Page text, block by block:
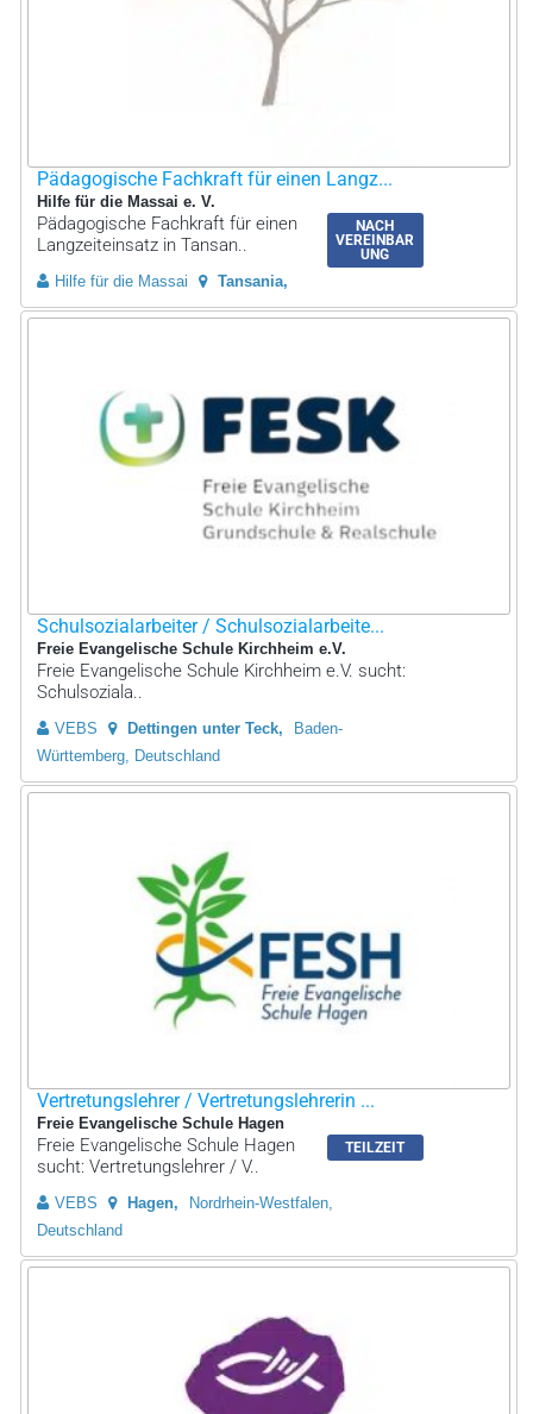
Pädagogische Fachkraft für einen Langz...
Hilfe für die Massai e. V.
NACH
VEREINBAR
UNG
Pädagogische Fachkraft für einen
Langzeiteinsatz in Tansan..
Hilfe für die Massai Tansania
Schulsozialarbeiter / Schulsozialarbeite...
Freie Evangelische Schule Kirchheim e.V.
Freie Evangelische Schule Kirchheim e.V. sucht:
Schulsoziala..
VEBS Dettingen unter Teck
Baden-
Württemberg, Deutschland
Vertretungslehrer / Vertretungslehrerin ...
Freie Evangelische Schule Hagen
TEILZEIT
Freie Evangelische Schule Hagen
sucht: Vertretungslehrer / V..
VEBS Hagen
Nordrhein-Westfalen,
Deutschland